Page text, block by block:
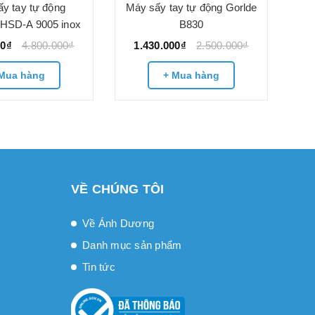
tay tự động
A 9005 inox
4.800.000₫
hàng
Máy sấy tay tự động Gorlde
B830
1.430.000₫
2.500.000₫
+ Mua hàng
VỀ CHÚNG TÔI
Về Ánh Dương
Danh mục sản phẩm
Tin tức